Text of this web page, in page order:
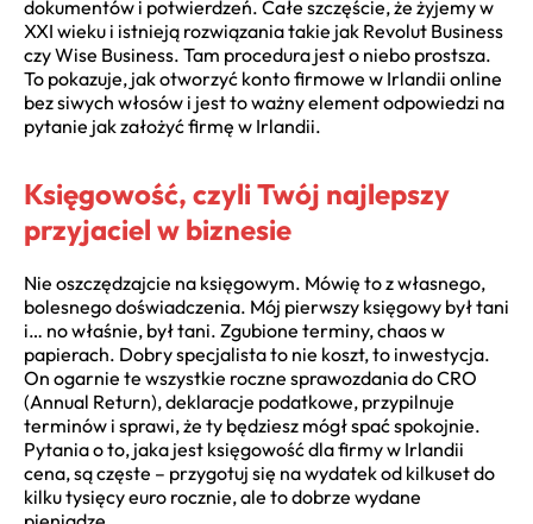
dokumentów i potwierdzeń. Całe szczęście, że żyjemy w
XXI wieku i istnieją rozwiązania takie jak Revolut Business
czy Wise Business. Tam procedura jest o niebo prostsza.
To pokazuje, jak otworzyć konto firmowe w Irlandii online
bez siwych włosów i jest to ważny element odpowiedzi na
pytanie jak założyć firmę w Irlandii.
Księgowość, czyli Twój najlepszy
przyjaciel w biznesie
Nie oszczędzajcie na księgowym. Mówię to z własnego,
bolesnego doświadczenia. Mój pierwszy księgowy był tani
i… no właśnie, był tani. Zgubione terminy, chaos w
papierach. Dobry specjalista to nie koszt, to inwestycja.
On ogarnie te wszystkie roczne sprawozdania do CRO
(Annual Return), deklaracje podatkowe, przypilnuje
terminów i sprawi, że ty będziesz mógł spać spokojnie.
Pytania o to, jaka jest księgowość dla firmy w Irlandii
cena, są częste – przygotuj się na wydatek od kilkuset do
kilku tysięcy euro rocznie, ale to dobrze wydane